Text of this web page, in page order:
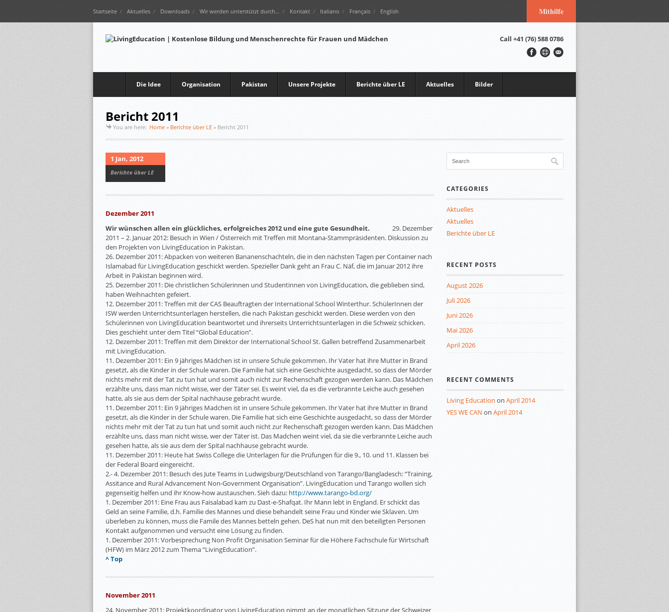
Mithilfe
Startseite Aktuelles Downloads Wir werden unterstützt durch… Kontakt Italiano Français English
Call +41 (76) 588 0786
Die Idee Organisation Pakistan Unsere Projekte Berichte über LE Aktuelles Bilder
Bericht 2011
You are here: Home » Berichte über LE » Bericht 2011
1 Jan, 2012
Berichte über LE
Dezember 2011
Wir wünschen allen ein glückliches, erfolgreiches 2012 und eine gute Gesundheit. 29. Dezember
2011 – 2. Januar 2012: Besuch in Wien / Österreich mit Treffen mit Montana-Stammpräsidenten. Diskussion zu
den Projekten von LivingEducation in Pakistan.
26. Dezember 2011: Abpacken von weiteren Bananenschachteln, die in den nächsten Tagen per Container nach
Islamabad für LivingEducation geschickt werden. Spezieller Dank geht an Frau C. Näf, die im Januar 2012 ihre
Arbeit in Pakistan beginnen wird.
25. Dezember 2011: Die christlichen Schülerinnen und Studentinnen von LivingEducation, die geblieben sind,
haben Weihnachten gefeiert.
12. Dezember 2011: Treffen mit der CAS Beauftragten der International School Winterthur. SchülerInnen der
ISW werden Unterrichtsunterlagen herstellen, die nach Pakistan geschickt werden. Diese werden von den
Schülerinnen von LivingEducation beantwortet und ihrerseits Unterrichtsunterlagen in die Schweiz schicken.
Dies geschieht unter dem Titel “Global Education”.
12. Dezember 2011: Treffen mit dem Direktor der International School St. Gallen betreffend Zusammenarbeit
mit LivingEducation.
11. Dezember 2011: Ein 9 jähriges Mädchen ist in unsere Schule gekommen. Ihr Vater hat ihre Mutter in Brand
gesetzt, als die Kinder in der Schule waren. Die Familie hat sich eine Geschichte ausgedacht, so dass der Mörder
nichts mehr mit der Tat zu tun hat und somit auch nicht zur Rechenschaft gezogen werden kann. Das Mädchen
erzählte uns, dass man nicht wisse, wer der Täter sei. Es weint viel, da es die verbrannte Leiche auch gesehen
hatte, als sie aus dem der Spital nachhause gebracht wurde.
11. Dezember 2011: Ein 9 jähriges Madchen ist in unsere Schule gekommen. Ihr Vater hat ihre Mutter in Brand
gesetzt, als die Kinder in der Schule waren. Die Familie hat sich eine Geschichte ausgedacht, so dass der Mörder
nichts mehr mit der Tat zu tun hat und somit auch nicht zur Rechenschaft gezogen werden kann. Das Mädchen
erzählte uns, dass man nicht wisse, wer der Täter ist. Das Madchen weint viel, da sie die verbrannte Leiche auch
gesehen hatte, als sie aus dem der Spital nachhause gebracht wurde.
11. Dezember 2011: Heute hat Swiss College die Unterlagen für die Prüfungen für die 9., 10. und 11. Klassen bei
der Federal Board eingereicht.
2.- 4. Dezember 2011: Besuch des Jute Teams in Ludwigsburg/Deutschland von Tarango/Bangladesch: “Training,
Assitance and Rural Advancement Non-Government Organisation”. LivingEducation und Tarango wollen sich
gegenseitig helfen und ihr Know-how austauschen. Sieh dazu: http://www.tarango-bd.org/
1. Dezember 2011: Eine Frau aus Faisalabad kam zu Dast-e-Shafqat. Ihr Mann lebt in England. Er schickt das
Geld an seine Familie, d.h. Familie des Mannes und diese behandelt seine Frau und Kinder wie Sklaven. Um
überleben zu können, muss die Famile des Mannes betteln gehen. DeS hat nun mit den beteiligten Personen
Kontakt aufgenommen und versucht eine Lösung zu finden.
1. Dezember 2011: Vorbesprechung Non Profit Organisation Seminar für die Höhere Fachschule für Wirtschaft
(HFW) im März 2012 zum Thema “LivingEducation”.
^ Top
November 2011
24. November 2011: Projektkoordinator von LivingEducation nimmt an der monatlichen Sitzung der Schweizer
CATEGORIES
Aktuelles
Aktuelles
Berichte über LE
RECENT POSTS
August 2026
Juli 2026
Juni 2026
Mai 2026
April 2026
RECENT COMMENTS
Living Education on April 2014
YES WE CAN on April 2014